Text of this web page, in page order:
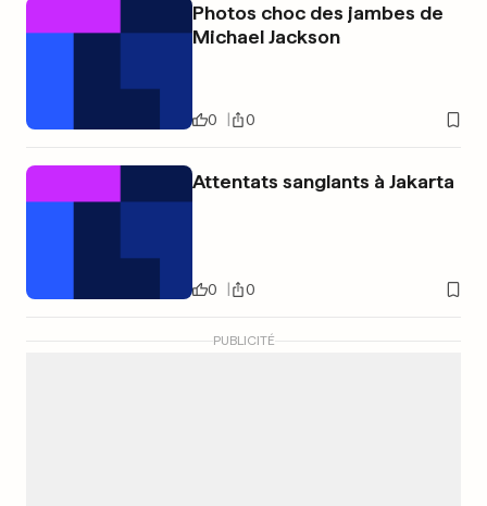
Photos choc des jambes de
Michael Jackson
0 0
Attentats sanglants à Jakarta
0 0
PUBLICITÉ